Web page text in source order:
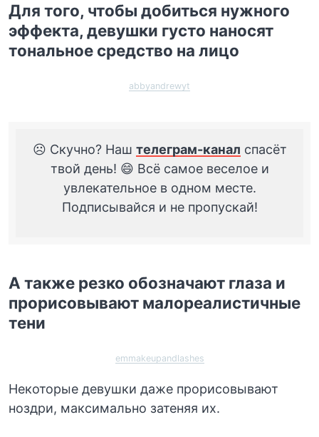
Для того, чтобы добиться нужного
эффекта, девушки густо наносят
тональное средство на лицо
abbyandrewyt
☹️ Скучно? Наш телеграм-канал спасёт
твой день! 😄 Всё самое веселое и
увлекательное в одном месте.
Подписывайся и не пропускай!
А также резко обозначают глаза и
прорисовывают малореалистичные
тени
emmakeupandlashes
Некоторые девушки даже прорисовывают
ноздри, максимально затеняя их.